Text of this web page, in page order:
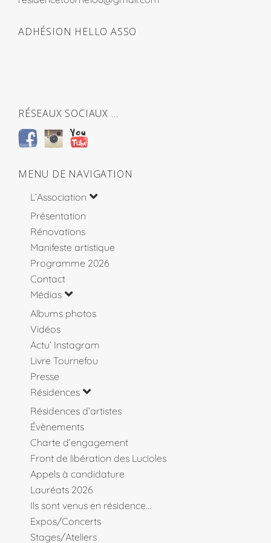
ADHÉSION HELLO ASSO
RÉSEAUX SOCIAUX …
MENU DE NAVIGATION
L’Association
Présentation
Rénovations
Manifeste artistique
Programme 2026
Contact
Médias
Albums photos
Vidéos
Actu’ Instagram
Livre Tournefou
Presse
Résidences
Résidences d’artistes
Évènements
Charte d’engagement
Front de libération des Lucioles
Appels à candidature
Lauréats 2026
Ils sont venus en résidence…
Expos/Concerts
Stages/Ateliers